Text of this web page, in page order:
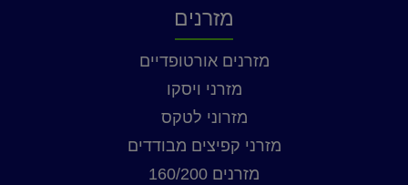
מזרנים
מזרנים אורטופדיים
מזרני ויסקו
מזרוני לטקס
מזרני קפיצים מבודדים
מזרנים 160/200